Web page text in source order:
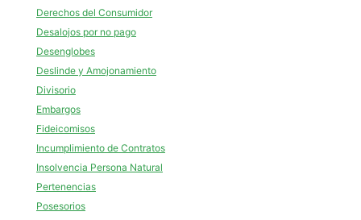
Derechos del Consumidor
Desalojos por no pago
Desenglobes
Deslinde y Amojonamiento
Divisorio
Embargos
Fideicomisos
Incumplimiento de Contratos
Insolvencia Persona Natural
Pertenencias
Posesorios